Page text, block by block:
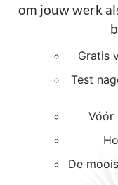
om jouw werk
Gratis
Test
Vóór
De